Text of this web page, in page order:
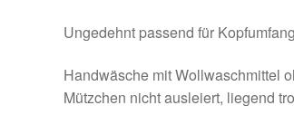
Ungedehnt passend für
Handwäsche mit Wollwaschmittel
Mützchen nicht ausleiert, liegend